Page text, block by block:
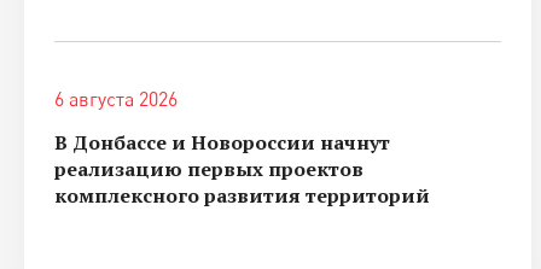
6 августа 2026
В Донбассе и Новороссии начнут
реализацию первых проектов
комплексного развития территорий